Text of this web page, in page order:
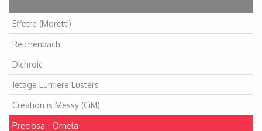
Effetre (Moretti)
Reichenbach
Dichroic
Jetage Lumiere Lusters
Creation is Messy (CiM)
Preciosa - Ornela